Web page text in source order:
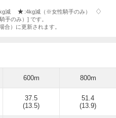
減
:4kg減（※女性騎手のみ）
手のみ）] です。
）に更新されます。
600m 800m
37.5
(13.5)
51.4
(13.9)